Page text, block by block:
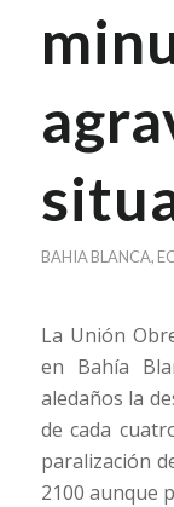
BAHIA BLANCA,
La Unión
en Bahía
aledaños la
de cada
paralización
2100 aunque